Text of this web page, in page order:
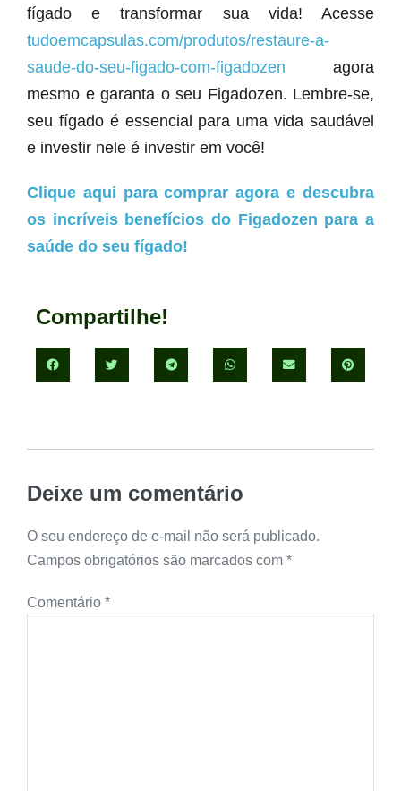
fígado e transformar sua vida! Acesse
tudoemcapsulas.com/produtos/restaure-a-
saude-do-seu-figado-com-figadozen agora
mesmo e garanta o seu Figadozen. Lembre-se,
seu fígado é essencial para uma vida saudável
e investir nele é investir em você!
Clique aqui para comprar agora e descubra
os incríveis benefícios do Figadozen para a
saúde do seu fígado!
Compartilhe!
Deixe um comentário
O seu endereço de e-mail não será publicado.
Campos obrigatórios são marcados com *
Comentário *